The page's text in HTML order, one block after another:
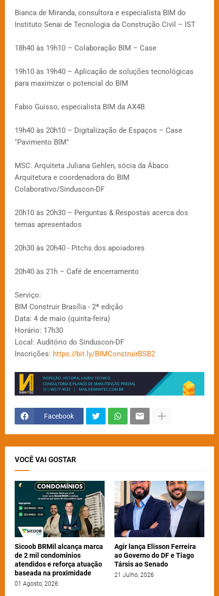
Bianca de Miranda, consultora e especialista BIM do
Instituto Senai de Tecnologia da Construção Civil – IST
18h40 às 19h10 – Colaboração BIM – Case
19h10 às 19h40 – Aplicação de soluções tecnológicas
para maximizar o potencial do BIM
Fabio Guisso, especialista BIM da AX4B
19h40 às 20h10 – Digitalização de Espaços – Case
"Pavimento BIM"
MSC. Arquiteta Juliana Gehlen, sócia da Ábaco
Arquitetura e coordenadora do BIM
Colaborativo/Sinduscon-DF
20h10 às 20h30 – Perguntas & Respostas acerca dos
temas apresentados
20h30 às 20h40 - Pitchs dos apoiadores
20h40 às 21h – Café de encerramento
Serviço:
BIM Construir Brasília - 2ª edição
Data: 4 de maio (quinta-feira)
Horário: 17h30
Local: Auditório do Sinduscon-DF
Inscrições: https://bit.ly/BIMConstruirBSB2
Facebook
VOCÊ VAI GOSTAR
Sicoob BRMil alcança marca
de 2 mil condomínios
atendidos e reforça atuação
baseada na proximidade
01 Agosto, 2026
Agir lança Elisson Ferreira
ao Governo do DF e Tiago
Társis ao Senado
21 Julho, 2026